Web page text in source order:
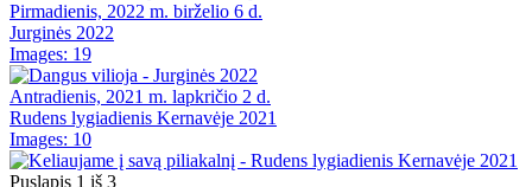
Pirmadienis, 2022 m. birželio 6 d.
Jurginės 2022
Images: 19
Antradienis, 2021 m. lapkričio 2 d.
Rudens lygiadienis Kernavėje 2021
Images: 10
Puslapis 1 iš 3